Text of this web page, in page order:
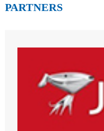
PARTNERS